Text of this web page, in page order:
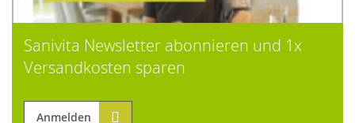
Sanivita Newsletter abonnieren und 1x
Versandkosten sparen
Anmelden